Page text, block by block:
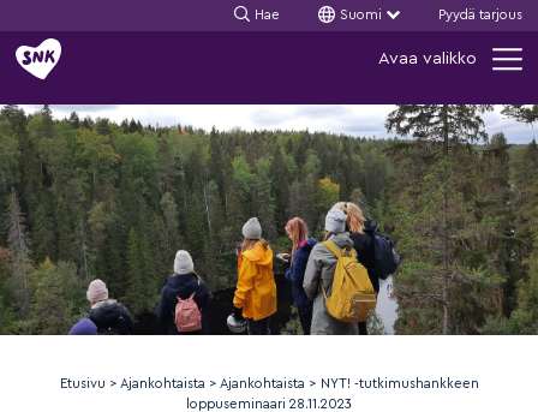
Siirry
sisältöön
Hae Suomi Pyydä tarjous
Avaa valikko
Etusivu > Ajankohtaista > Ajankohtaista > NYT! -tutkimushankkeen
loppuseminaari 28.11.2023